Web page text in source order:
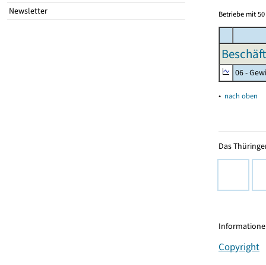
Newsletter
Betriebe mit
06 -
▴ nach oben
Das
Copyright